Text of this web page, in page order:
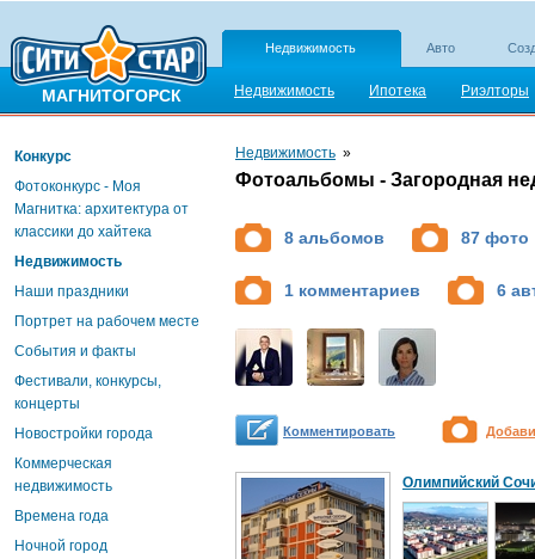
МАГНИТОГОРСК
Недвижимость Авто
Недвижимость Ипотека Риэлторы
Конкурс
Фотоконкурс - Моя
Магнитка: архитектура от
классики до хайтека
Недвижимость
Наши праздники
Портрет на рабочем месте
События и факты
Фестивали, конкурсы,
концерты
Новостройки города
Коммерческая
недвижимость
Времена года
Ночной город
Недвижимость »
Фотоальбомы - Загородная
8 альбомов 87 фото
1 комментариев 6
Комментировать
Олимпийский